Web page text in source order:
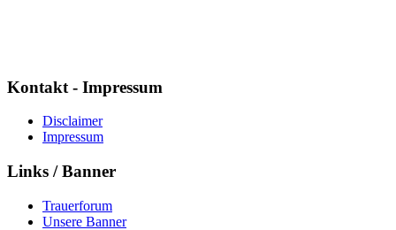
Kontakt - Impressum
Disclaimer
Impressum
Links / Banner
Trauerforum
Unsere Banner